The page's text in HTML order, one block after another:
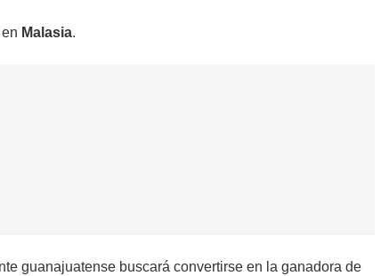
Malasia.
guanajuatense buscará convertirse en la ganadora de